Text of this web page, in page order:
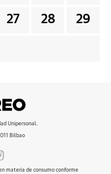
27 28 29
Unipersonal.
Bilbao
materia de consumo conforme